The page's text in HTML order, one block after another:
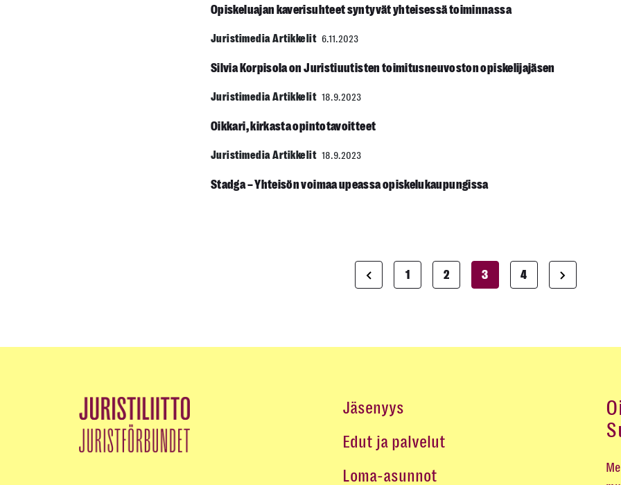
Opiskeluajan kaverisuhteet syntyvät yhteisessä toiminnassa
Juristimedia Artikkelit 6.11.2023
Silvia Korpisola on Juristiuutisten toimitus­neuvoston opiskelija­jäsen
Juristimedia Artikkelit 18.9.2023
Oikkari, kirkasta opintotavoitteet
Juristimedia Artikkelit 18.9.2023
Stadga – Yhteisön voimaa upeassa opiskelukaupungissa
1 2 3 4
Jäsenyys
Edut ja palvelut
Loma-asunnot